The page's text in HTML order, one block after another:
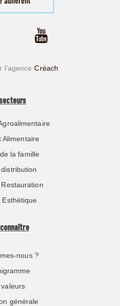
l’agence Créach
Alimentaire
la famille
Esthétique
nous ?
valeurs
générale